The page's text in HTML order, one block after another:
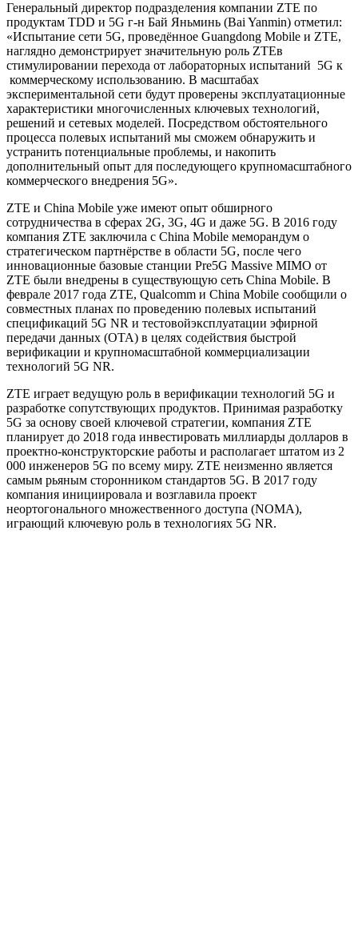
Генеральный директор подразделения компании ZTE по
продуктам TDD и 5G г-н Бай Яньминь (Bai Yanmin) отметил:
«Испытание сети 5G, проведённое Guangdong Mobile и ZTE,
наглядно демонстрирует значительную роль ZTEв
стимулировании перехода от лабораторных испытаний 5G к
коммерческому использованию. В масштабах
экспериментальной сети будут проверены эксплуатационные
характеристики многочисленных ключевых технологий,
решений и сетевых моделей. Посредством обстоятельного
процесса полевых испытаний мы сможем обнаружить и
устранить потенциальные проблемы, и накопить
дополнительный опыт для последующего крупномасштабного
коммерческого внедрения 5G».
ZTE и China Mobile уже имеют опыт обширного
сотрудничества в сферах 2G, 3G, 4G и даже 5G. В 2016 году
компания ZTE заключила с China Mobile меморандум о
стратегическом партнёрстве в области 5G, после чего
инновационные базовые станции Pre5G Massive MIMO от
ZTE были внедрены в существующую сеть China Mobile. В
феврале 2017 года ZTE, Qualcomm и China Mobile сообщили о
совместных планах по проведению полевых испытаний
спецификаций 5G NR и тестовойэксплуатации эфирной
передачи данных (OTA) в целях содействия быстрой
верификации и крупномасштабной коммерциализации
технологий 5G NR.
ZTE играет ведущую роль в верификации технологий 5G и
разработке сопутствующих продуктов. Принимая разработку
5G за основу своей ключевой стратегии, компания ZTE
планирует до 2018 года инвестировать миллиарды долларов в
проектно-конструкторские работы и располагает штатом из 2
000 инженеров 5G по всему миру. ZTE неизменно является
самым рьяным сторонником стандартов 5G. В 2017 году
компания инициировала и возглавила проект
неортогонального множественного доступа (NOMA),
играющий ключевую роль в технологиях 5G NR.